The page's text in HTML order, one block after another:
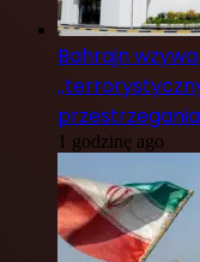
Bahrajn
1 godzinę ago